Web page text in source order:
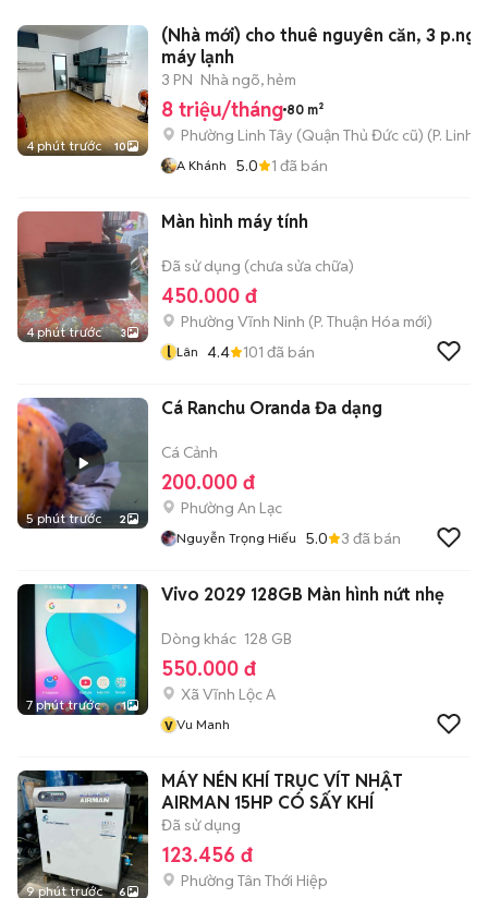
4 phút trước 10
(Nhà mới) cho thuê nguyên căn, 3
máy lạnh
3 PN Nhà ngõ, hẻm
8 triệu/tháng 80 m²
Phường Linh Tây (Quận Thủ Đức cũ) (P. Linh
A Khánh 5.0 1 đã bán
4 phút trước 3
Màn hình máy tính
Đã sử dụng (chưa sửa chữa)
450.000 đ
Phường Vĩnh Ninh (P. Thuận Hóa mới)
l Lân 4.4 101 đã bán
5 phút trước 2
Cá Ranchu Oranda Đa dạng
Cá Cảnh
200.000 đ
Phường An Lạc
Nguyễn Trọng Hiếu 5.0 3 đã bán
7 phút trước 1
Vivo 2029 128GB Màn hình nứt nhẹ
Dòng khác 128 GB
550.000 đ
Xã Vĩnh Lộc A
v Vu Manh
9 phút trước 6
MÁY NÉN KHÍ TRỤC VÍT NHẬT
AIRMAN 15HP CÓ SẤY KHÍ
Đã sử dụng
123.456 đ
Phường Tân Thới Hiệp